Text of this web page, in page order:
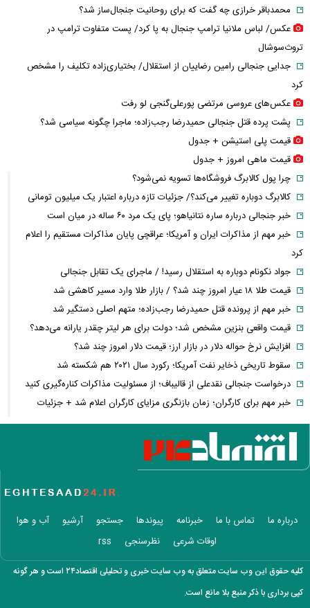
محمدباقر خرازی چه گفت که برای روحانیت جنجال‌ساز شد؟
عکس/ لباس ملانیا ترامپ جنجال به پا کرد/ پست متفاوت ترامپ در
تروث‌سوشال
جدایی جنجالی رامین رضاییان از استقلال/ بختیاری‌زاده تکلیف را مشخص
کرد
عکس‌های عروسی مرتضی پورعلی‌گنجی لو رفت
پشت پرده قتل جنجالی حمیدرضا رجب‌زاده؛ ماجرا چگونه سیاسی شد؟
قیمت پلی استیشن + جدول
قیمت ماهی امروز + جدول
چرا پول کالابرگ فروشگاه‌ها تسویه نمی‌شود؟
کالابرگ دوباره تغییر می‌کند؟/ جزئیات تازه درباره اعتبار یک میلیون تومانی
خبر جنجالی درباره ساره نتانیاهو؛ پای یک مرد ۶۰ ساله در میان است
خبر مهم از مذاکرات ایران و آمریکا؛ عراقچی پایان مذاکرات مستقیم را اعلام
کرد
جواد نکونام دوباره به استقلال رسید! / ماجرای یک تقابل جنجالی
قیمت طلا ۱۸ عیار امروز چند شد؟ / بازار طلا وارد مسیر کاهشی شد
خبر مهم از پرونده قتل حمیدرضا رجب‌زاده؛ متهم اصلی دستگیر شد
قیمت واقعی بنزین مشخص شد؛ دولت برای هر لیتر چقدر یارانه می‌دهد؟
افزایش نرخ حواله دلار در بازار ارز؛ قیمت دلار امروز چند شد؟
سقوط تاریخی ذخایر نفت آمریکا؛ رکورد سال ۲۰۲۱ هم شکسته شد
درخواست جنجالی نقدعلی از قالیباف؛ از مسئولیت مذاکرات کناره‌گیری کنید
خبر مهم برای کارگران؛ زمان بازنگری مزایای کارگران اعلام شد + جزئیات
تصمیم جدید
محموله جدید بابک زنجانی به این استان ارسال شد
زمان پرداخت معوقات بازنشستگان تأمین اجتماعی؛ معوقات فروردین و
بورس و فرابورس سبزپوش شدند؛ بازار سرمایه امروز با قدرت شروع کرد
درخواست توقف تحمیل هزینه‌های مسئولیت اجتماعی به شرکت‌های بورسی
پیام تازه بورس برای سرمایه‌گذاران؛ بازار سرمایه به کدام سمت می‌رود؟
کلثوم اکبری اعدام می‌شود؟
درباره ما تماس با ما خبرنامه پیوندها جستجو آرشیو
آب و هوا
اوقات شرعی
نظرسنجی rss
کلیه حقوق این وب سایت متعلق به وب سایت خبری و تحلیلی اقتصاد۲۴ است و هر گونه
کپی برداری با ذکر منبع بلا مانع است.